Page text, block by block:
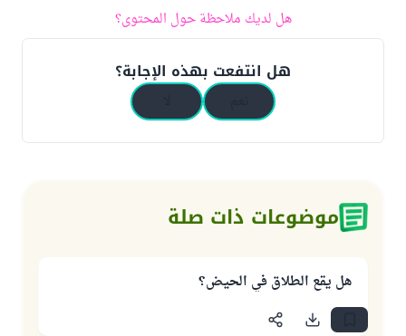
هل لديك ملاحظة حول المحتوى؟
هل انتفعت بهذه الإجابة؟
موضوعات ذات صلة
هل يقع الطلاق في الحيض؟